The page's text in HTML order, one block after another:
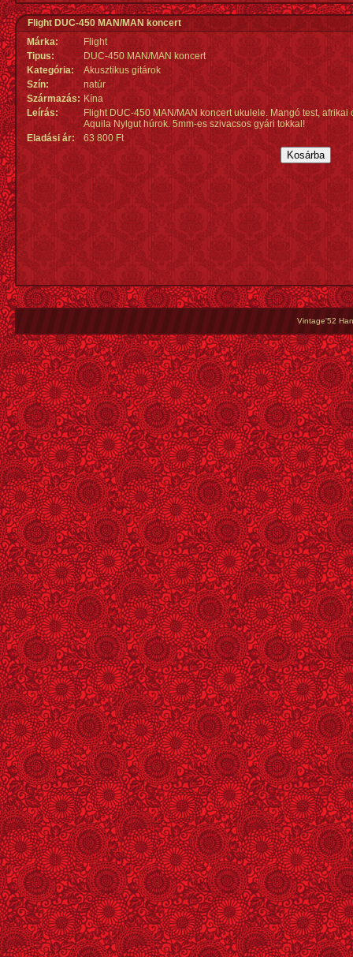
Flight DUC-450 MAN/MAN koncert
Márka:
Flight
Tipus:
DUC-450 MAN/MAN koncert
Kategória:
Akusztikus gitárok
Szín:
natúr
Származás: Kína
Leírás:
Flight DUC-450 MAN/MAN koncert ukulele. Mangó test,
Aquila Nylgut húrok. 5mm-es szivacsos gyári tokkal!
Eladási ár:
63 800 Ft
Vintage'52